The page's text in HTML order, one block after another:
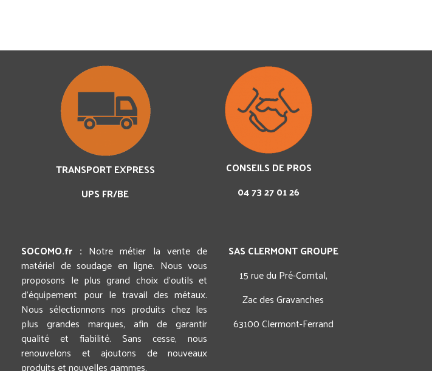
TRANSPORT EXPRESS
UPS FR/BE
CONSEILS DE PROS
04 73 27 01 26
SOCOMO.fr : Notre métier la vente de
matériel de soudage en ligne. Nous vous
proposons le plus grand choix d'outils et
d'équipement pour le travail des métaux.
Nous sélectionnons nos produits chez les
plus grandes marques, afin de garantir
qualité et fiabilité. Sans cesse, nous
renouvelons et ajoutons de nouveaux
produits et nouvelles gammes.
SAS CLERMONT GROUPE
15 rue du Pré-Comtal,
Zac des Gravanches
63100 Clermont-Ferrand